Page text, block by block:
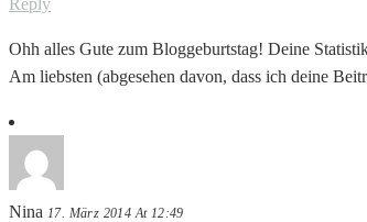
Reply
Ohh alles Gute zum Bloggeburtstag! Deine
Am liebsten (abgesehen davon, dass ich deine
Nina 17. März 2014 At 12:49